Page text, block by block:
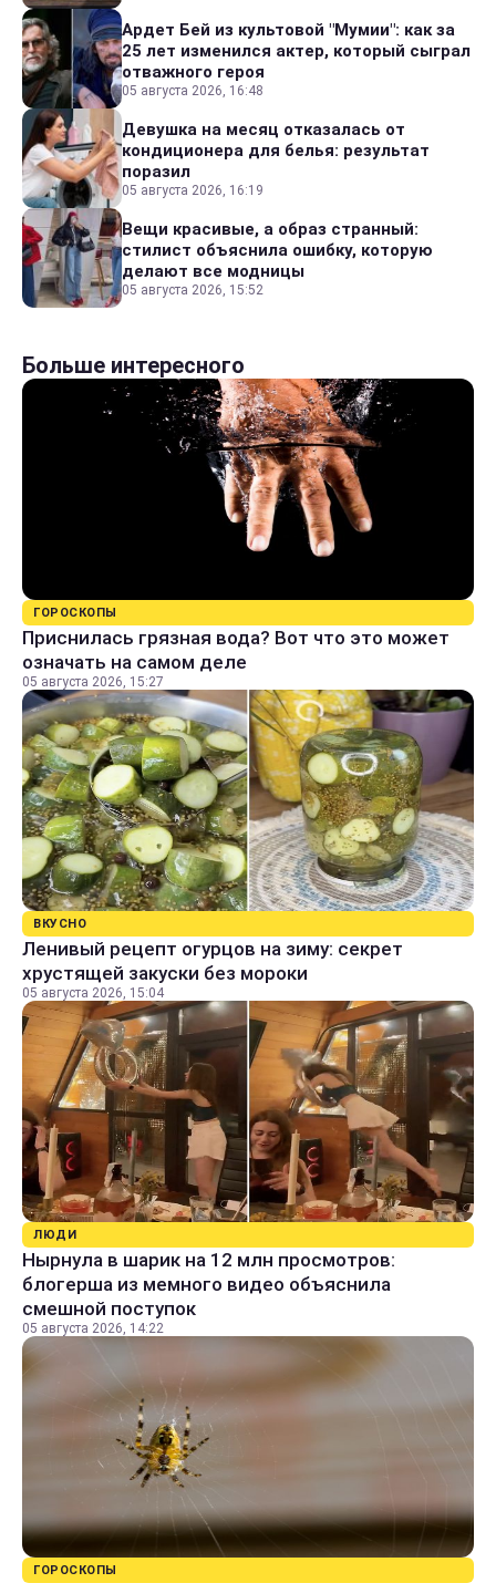
Ардет Бей из культовой "Мумии": как за
25 лет изменился актер, который сыграл
отважного героя
05 августа 2026, 16:48
Девушка на месяц отказалась от
кондиционера для белья: результат
поразил
05 августа 2026, 16:19
Вещи красивые, а образ странный:
стилист объяснила ошибку, которую
делают все модницы
05 августа 2026, 15:52
Больше интересного
ГОРОСКОПЫ
Приснилась грязная вода? Вот что это может
означать на самом деле
05 августа 2026, 15:27
ВКУСНО
Ленивый рецепт огурцов на зиму: секрет
хрустящей закуски без мороки
05 августа 2026, 15:04
ЛЮДИ
Нырнула в шарик на 12 млн просмотров:
блогерша из мемного видео объяснила
смешной поступок
05 августа 2026, 14:22
ГОРОСКОПЫ